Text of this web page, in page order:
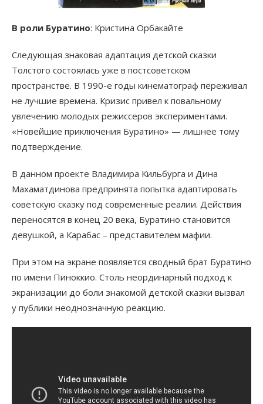
В роли Буратино: Кристина Орбакайте
Следующая знаковая адаптация детской сказки
Толстого состоялась уже в постсоветском
пространстве. В 1990-е годы кинематограф переживал
не лучшие времена. Кризис привел к повальному
увлечению молодых режиссеров экспериментами.
«Новейшие приключения Буратино» — лишнее тому
подтверждение.
В данном проекте Владимира Кильбурга и Дина
Махаматдинова предпринята попытка адаптировать
советскую сказку под современные реалии. Действия
переносятся в конец 20 века, Буратино становится
девушкой, а Карабас – представителем мафии.
При этом на экране появляется сводный брат Буратино
по имени Пиноккио. Столь неординарный подход к
экранизации до боли знакомой детской сказки вызвал
у публики неоднозначную реакцию.